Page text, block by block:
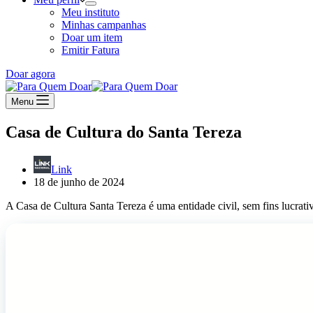
Meu instituto
Minhas campanhas
Doar um item
Emitir Fatura
Doar agora
Menu
Casa de Cultura do Santa Tereza
Link
18 de junho de 2024
A Casa de Cultura Santa Tereza é uma entidade civil, sem fins